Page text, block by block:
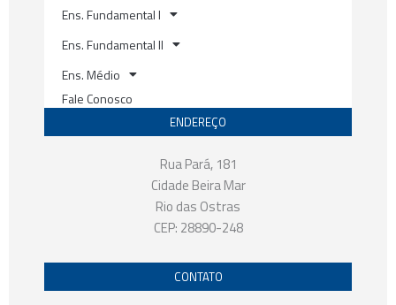
Ens. Fundamental I
Ens. Fundamental II
Ens. Médio
Fale Conosco
ENDEREÇO
Rua Pará, 181
Cidade Beira Mar
Rio das Ostras
CEP: 28890-248
CONTATO